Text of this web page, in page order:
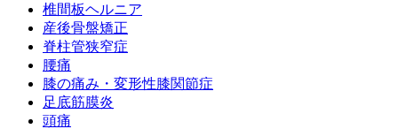
椎間板ヘルニア
産後骨盤矯正
脊柱管狭窄症
腰痛
膝の痛み・変形性膝関節症
足底筋膜炎
頭痛